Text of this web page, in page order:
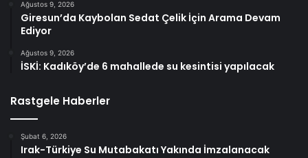
Ağustos 9, 2026
Giresun’da Kaybolan Sedat Çelik İçin Arama Devam
Ediyor
Ağustos 9, 2026
İSKİ: Kadıköy’de 6 mahallede su kesintisi yapılacak
Rastgele Haberler
Şubat 6, 2026
Irak-Türkiye Su Mutabakatı Yakında İmzalanacak